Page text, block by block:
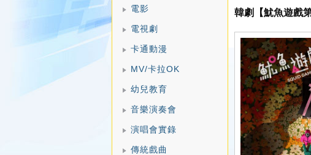
電影
電視劇
卡通動漫
MV/卡拉OK
幼兒教育
音樂演奏會
演唱會實錄
傳統戲曲
韓劇【魷魚遊戲